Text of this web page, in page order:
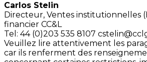
Carlos Stelin
Directeur, Ventes institutionnelles
financier CC&L
Tel: 44 (0)203 535 8107
Veuillez lire attentivement les
car ils renferment des